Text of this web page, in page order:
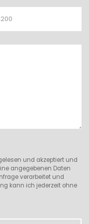
und akzeptiert und
angegebenen Daten
verarbeitet und
kann ich jederzeit ohne